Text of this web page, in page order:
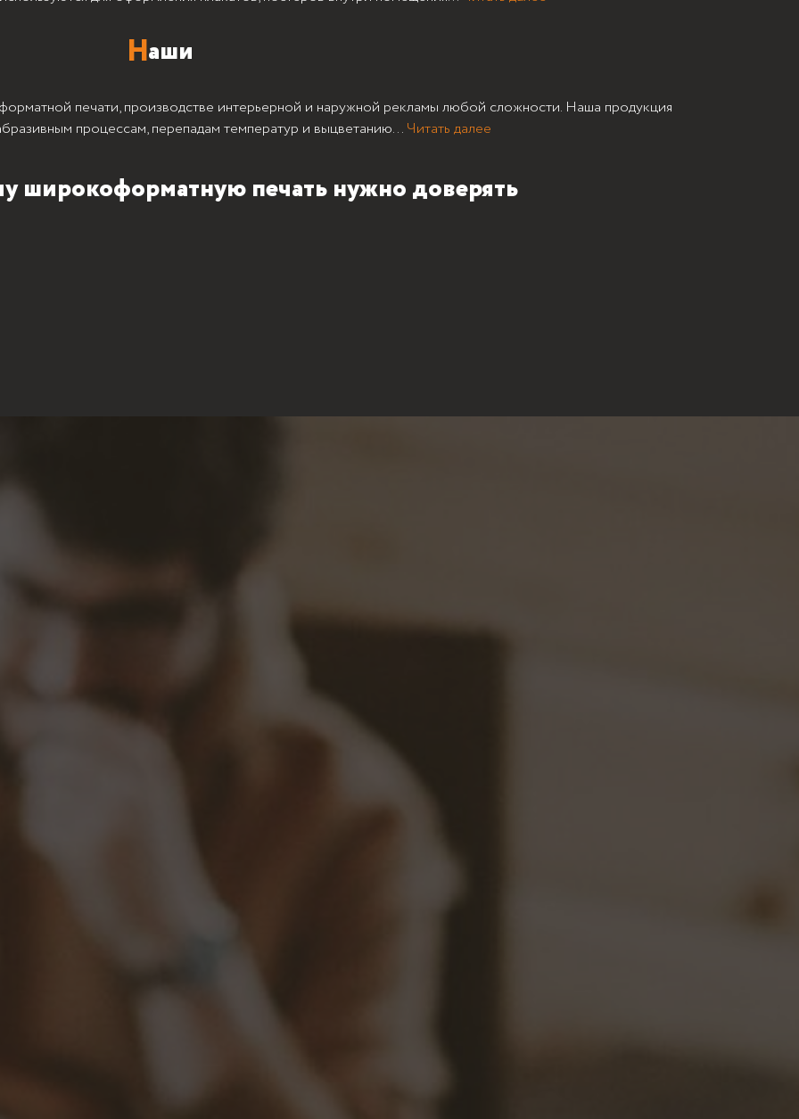
печати, производстве интерьерной и наружной рекламы любой сложности. Наша продукция
процессам, перепадам температур и выцветанию... Читать далее